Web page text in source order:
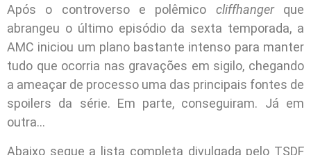
Após o controverso e polêmico cliffhangerque
abrangeu o último episódio da sexta temporada, a
AMC iniciou um plano bastante intenso para manter
tudo que ocorria nas gravações em sigilo, chegando
a ameaçar de processo uma das principais fontes de
spoilers da série. Em parte, conseguiram. Já em
outra…
Abaixo segue a lista completa divulgada pelo TSDF